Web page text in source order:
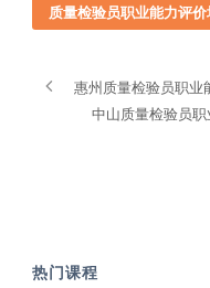
质量检验员职业能力评价
惠州质量检验员职业
中山质量检验员
热门课程